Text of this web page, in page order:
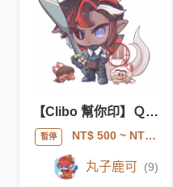
【Clibo 幫你印】Ｑ版飯友委託
暫停 NT$ 500~ NT$ 550
丸子鹿可 (9)